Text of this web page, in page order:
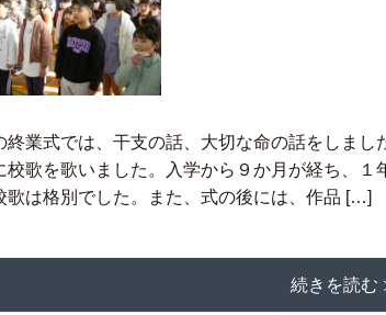
終業式では、干支の話、大切な命の話をしま
校歌を歌いました。入学から９か月が経ち、
歌は格別でした。また、式の後には、作品 […]
続きを読